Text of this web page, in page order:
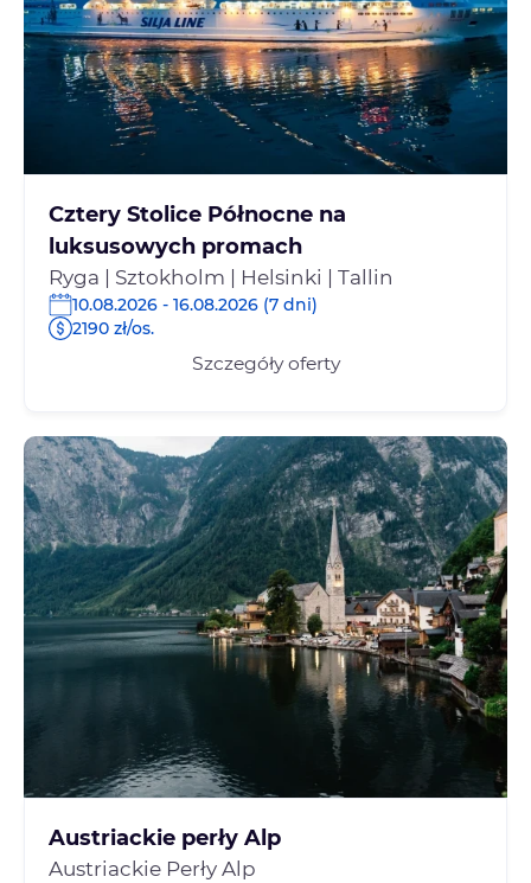
Cztery Stolice Północne na
luksusowych promach
Ryga | Sztokholm | Helsinki | Tallin
10.08.2026 - 16.08.2026 (7 dni)
2190 zł/os.
Szczegóły oferty
Austriackie perły Alp
Austriackie Perły Alp